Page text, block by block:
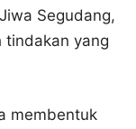
Segudang,
tindakan yang
membentuk